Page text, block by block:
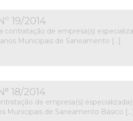
19/2014
contratação de empresa(s)
Municipais de Saneamento […]
18/2014
de empresa(s)
Municipais de Saneamento Básico […]